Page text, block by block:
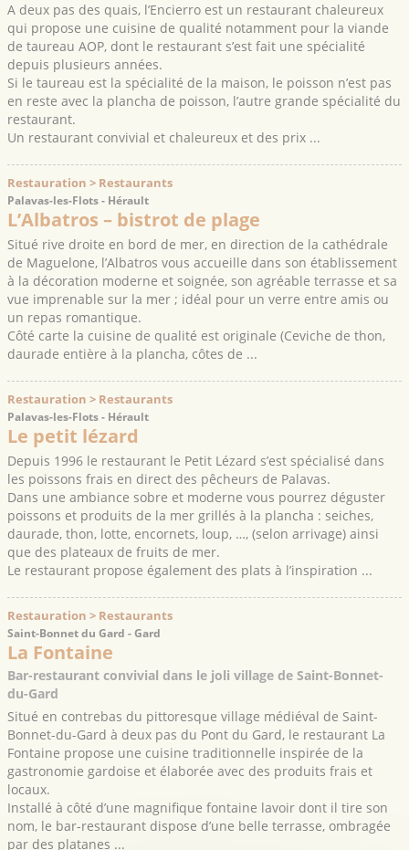
A deux pas des quais, l’Encierro est un restaurant chaleureux
qui propose une cuisine de qualité notamment pour la viande
de taureau AOP, dont le restaurant s’est fait une spécialité
depuis plusieurs années.
Si le taureau est la spécialité de la maison, le poisson n’est pas
en reste avec la plancha de poisson, l’autre grande spécialité du
restaurant.
Un restaurant convivial et chaleureux et des prix ...
Restauration > Restaurants
Palavas-les-Flots - Hérault
L’Albatros – bistrot de plage
Situé rive droite en bord de mer, en direction de la cathédrale
de Maguelone, l’Albatros vous accueille dans son établissement
à la décoration moderne et soignée, son agréable terrasse et sa
vue imprenable sur la mer ; idéal pour un verre entre amis ou
un repas romantique.
Côté carte la cuisine de qualité est originale (Ceviche de thon,
daurade entière à la plancha, côtes de ...
Restauration > Restaurants
Palavas-les-Flots - Hérault
Le petit lézard
Depuis 1996 le restaurant le Petit Lézard s’est spécialisé dans
les poissons frais en direct des pêcheurs de Palavas.
Dans une ambiance sobre et moderne vous pourrez déguster
poissons et produits de la mer grillés à la plancha : seiches,
daurade, thon, lotte, encornets, loup, …, (selon arrivage) ainsi
que des plateaux de fruits de mer.
Le restaurant propose également des plats à l’inspiration ...
Restauration > Restaurants
Saint-Bonnet du Gard - Gard
La Fontaine
Bar-restaurant convivial dans le joli village de Saint-Bonnet-
du-Gard
Situé en contrebas du pittoresque village médiéval de Saint-
Bonnet-du-Gard à deux pas du Pont du Gard, le restaurant La
Fontaine propose une cuisine traditionnelle inspirée de la
gastronomie gardoise et élaborée avec des produits frais et
locaux.
Installé à côté d’une magnifique fontaine lavoir dont il tire son
nom, le bar-restaurant dispose d’une belle terrasse, ombragée
par des platanes ...